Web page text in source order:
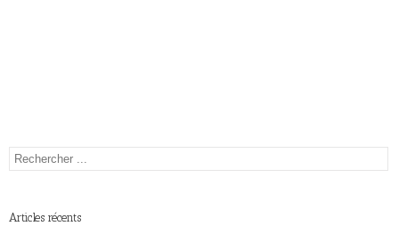
Articles récents